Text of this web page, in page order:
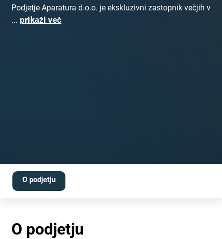
Podjetje Aparatura d.o.o. je ekskluzivni zastopnik večjih v
... prikaži več
O podjetju
O podjetju